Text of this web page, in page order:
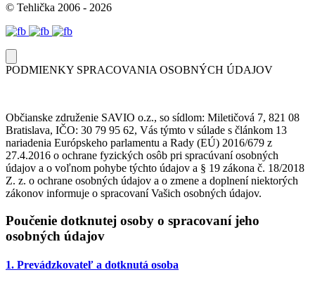
© Tehlička 2006 - 2026
PODMIENKY SPRACOVANIA OSOBNÝCH ÚDAJOV
Občianske združenie SAVIO o.z., so sídlom: Miletičová 7, 821 08
Bratislava, IČO: 30 79 95 62, Vás týmto v súlade s článkom 13
nariadenia Európskeho parlamentu a Rady (EÚ) 2016/679 z
27.4.2016 o ochrane fyzických osôb pri spracúvaní osobných
údajov a o voľnom pohybe týchto údajov a § 19 zákona č. 18/2018
Z. z. o ochrane osobných údajov a o zmene a doplnení niektorých
zákonov informuje o spracovaní Vašich osobných údajov.
Poučenie dotknutej osoby o spracovaní jeho
osobných údajov
1. Prevádzkovateľ a dotknutá osoba